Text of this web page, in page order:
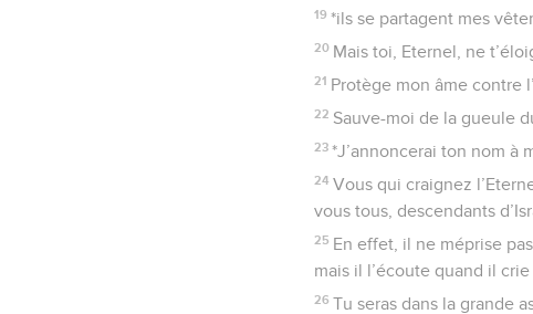
19 *ils se partagent mes
20 Mais toi, Eternel, ne
21 Protège mon âme contre
22 Sauve-moi de la gueule
23 *J’annoncerai ton nom à
24 Vous qui craignez
vous tous, descendants
25 En effet, il ne méprise
mais il l’écoute quand il crie
26 Tu seras dans la grande